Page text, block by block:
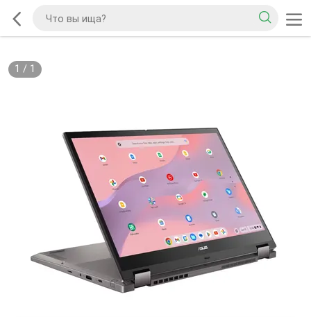
1 / 1